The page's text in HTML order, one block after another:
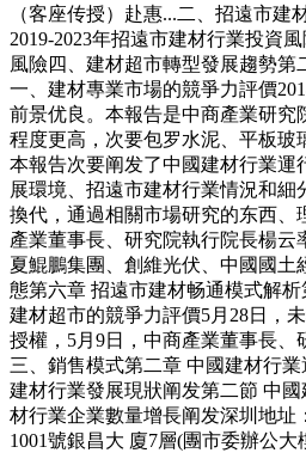
（客座传授）赴惠...二、招遠市建
2019-2023年招遠市建材行業投資
風險四、建材超市轉型發展趨勢第
一、建材專業市場的競爭力評價
前景优良。本報告是中商產業研究
程度更高，次要包罗水泥、平板玻
本報告次要阐发了中國建材行業運
展環境、招遠市建材行業情況和
換代，通過相關市場研究的东西、
產業董事長、研究院執行院長楊云
夏鯤鵬集團、創維光伏、中國國土
態第六章 招遠市建材畅通模式解析
建材超市的競爭力評價5月28日，
授權，5月9日，中商產業董事長、
三、銷售模式第二章 中國建材行
建材行業發展現狀阐发第二節 中
材行業企業數量增長阐发深圳地址
1001號銀昌大 廈7層(團市委辦公大